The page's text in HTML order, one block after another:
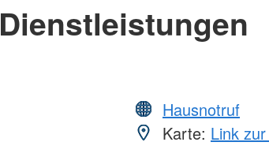
Dienstleistungen
Hausnotruf
Karte: Link